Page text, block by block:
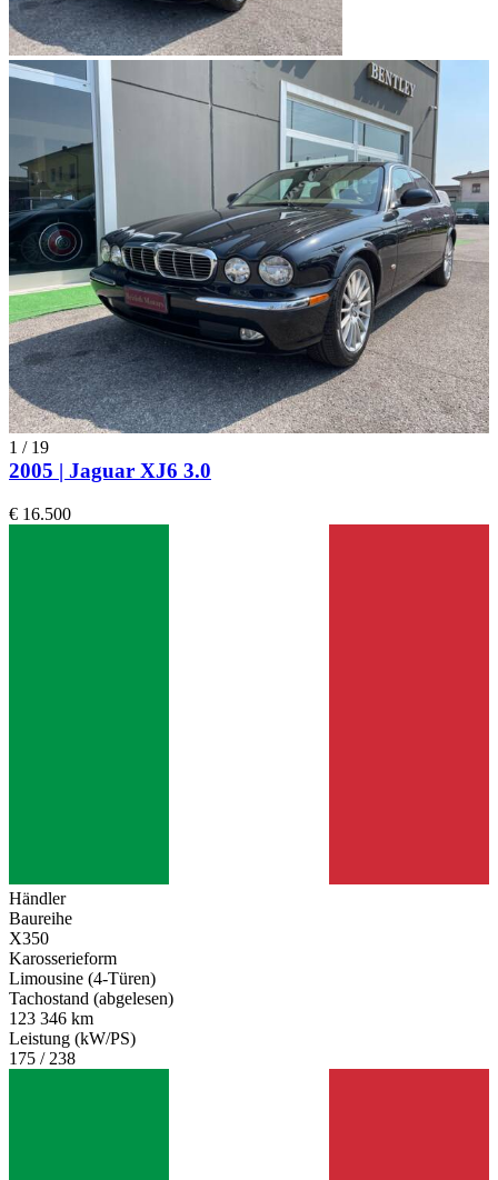
1 / 19
2005 | Jaguar XJ6 3.0
€ 16.500
Händler
Baureihe
X350
Karosserieform
Limousine (4-Türen)
Tachostand (abgelesen)
123 346 km
Leistung (kW/PS)
175 / 238